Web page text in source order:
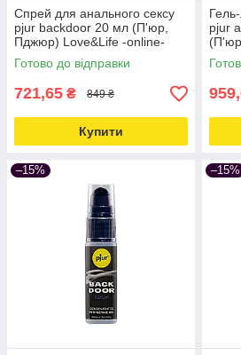
Спрей для анального сексу
pjur backdoor 20 мл (П'юр,
Пджюр) Love&Life -online-
multimarket-
Готово до відправки
721,65 ₴ 849 ₴
Купити
pjur
–15% –15%